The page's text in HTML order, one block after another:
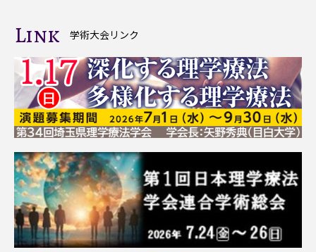
Link 学術大会リンク